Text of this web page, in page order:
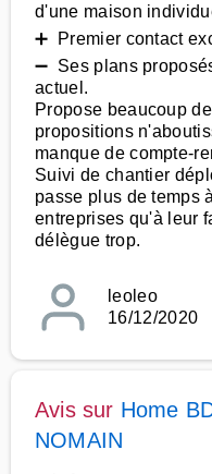
d'une maison
➕ Premier contact
➖ Ses plans
actuel.
Propose beaucoup
propositions
manque de compte-
Suivi de chantier
passe plus de temps
entreprises qu'à leur
délègue trop.
leoleo
16/12/2020
Avis sur Home
NOMAIN